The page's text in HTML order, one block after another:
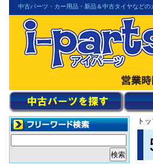
中古パーツ・カー用品・新品＆中古タイヤなど
ト